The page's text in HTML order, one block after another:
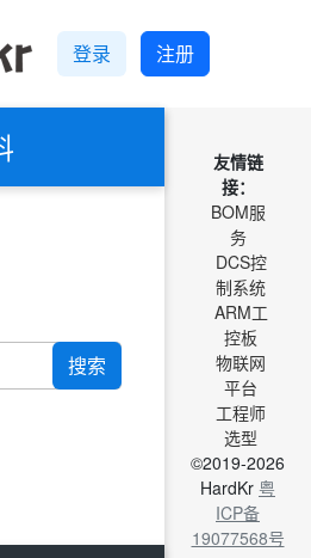
登录 注册
搜索
友情链
接：
BOM服
务
DCS控
制系统
ARM工
控板
物联网
平台
工程师
选型
©2019-2026
HardKr 粤
ICP备
19077568号